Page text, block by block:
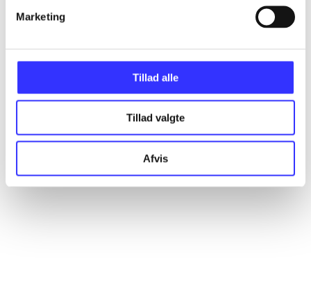
Marketing
Tillad alle
Tillad valgte
Afvis
...
...